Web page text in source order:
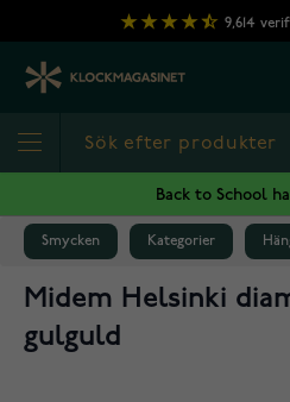
Hoppa till innehållet
9,614
Back to School
Smycken Kategorier
Midem Helsinki
gulguld